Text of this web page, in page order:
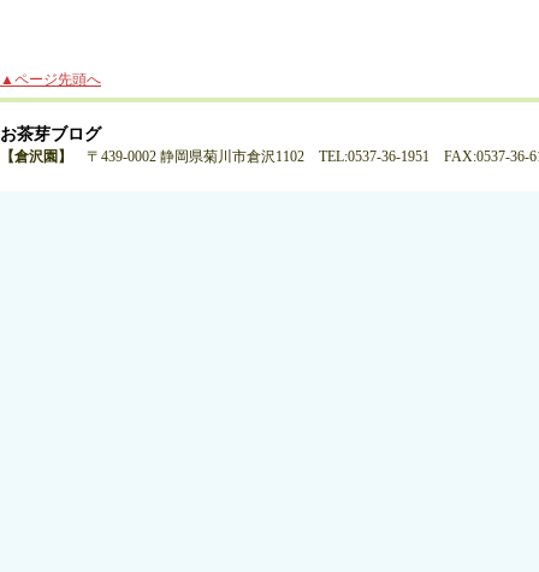
▲ページ先頭へ
お茶芽ブログ
【倉沢園】 〒439-0002 静岡県菊川市倉沢1102 TEL:0537-36-1951 FAX:0537-36-